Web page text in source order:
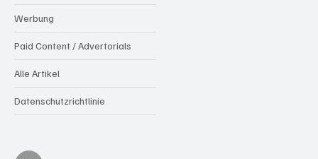
Werbung
Paid Content / Advertorials
Alle Artikel
Datenschutzrichtlinie